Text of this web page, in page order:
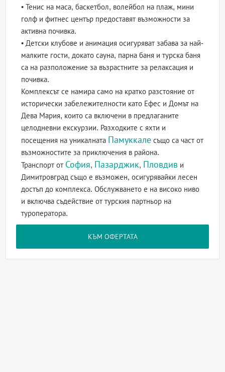
• Тенис на маса, баскетбол, волейбол на плаж, мини
голф и фитнес център предоставят възможности за
активна почивка.
• Детски клубове и анимация осигуряват забава за най-
малките гости, докато сауна, парна баня и турска баня
са на разположение за възрастните за релаксация и
почивка.
Комплексът се намира само на кратко разстояние от
исторически забележителности като Ефес и Домът на
Дева Мария, които са включени в предлаганите
целодневни екскурзии. Разходките с яхти и
посещения на уникалната Памуккале също са част от
възможностите за приключения в района.
Транспорт от София, Пазарджик, Пловдив и
Димитровград също е възможен, осигурявайки лесен
достъп до комплекса. Обслужването е на високо ниво
и включва съдействие от турския партньор на
туроператора.
КЪМ ОФЕРТАТА